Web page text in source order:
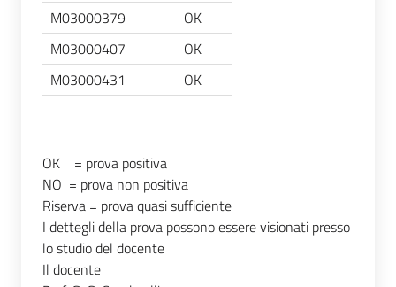
M03000379
OK
M03000407
OK
M03000431
OK
OK = prova positiva
NO = prova non positiva
Riserva = prova quasi sufficiente
I dettegli della prova possono essere visionati presso
lo studio del docente
Il docente